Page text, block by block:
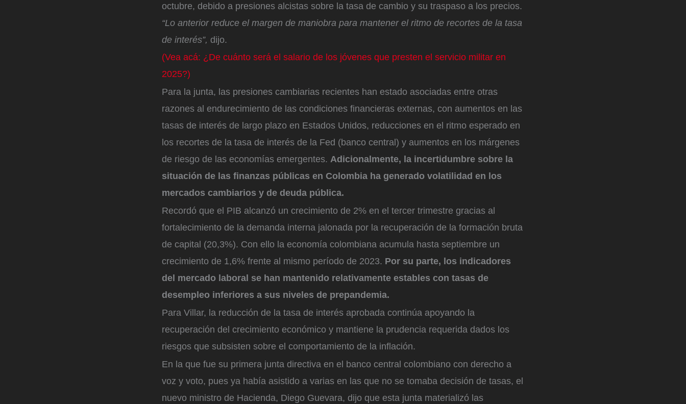
octubre, debido a presiones alcistas sobre la tasa de cambio y su traspaso a los precios.
“Lo anterior reduce el margen de maniobra para mantener el ritmo de recortes de la tasa
de interés”, dijo.
(Vea acá: ¿De cuánto será el salario de los jóvenes que presten el servicio militar en
2025?)
Para la junta, las presiones cambiarias recientes han estado asociadas entre otras
razones al endurecimiento de las condiciones financieras externas, con aumentos en las
tasas de interés de largo plazo en Estados Unidos, reducciones en el ritmo esperado en
los recortes de la tasa de interés de la Fed (banco central) y aumentos en los márgenes
de riesgo de las economías emergentes. Adicionalmente, la incertidumbre sobre la
situación de las finanzas públicas en Colombia ha generado volatilidad en los
mercados cambiarios y de deuda pública.
Recordó que el PIB alcanzó un crecimiento de 2% en el tercer trimestre gracias al
fortalecimiento de la demanda interna jalonada por la recuperación de la formación bruta
de capital (20,3%). Con ello la economía colombiana acumula hasta septiembre un
crecimiento de 1,6% frente al mismo período de 2023. Por su parte, los indicadores
del mercado laboral se han mantenido relativamente estables con tasas de
desempleo inferiores a sus niveles de prepandemia.
Para Villar, la reducción de la tasa de interés aprobada continúa apoyando la
recuperación del crecimiento económico y mantiene la prudencia requerida dados los
riesgos que subsisten sobre el comportamiento de la inflación.
En la que fue su primera junta directiva en el banco central colombiano con derecho a
voz y voto, pues ya había asistido a varias en las que no se tomaba decisión de tasas, el
nuevo ministro de Hacienda, Diego Guevara, dijo que esta junta materializó las